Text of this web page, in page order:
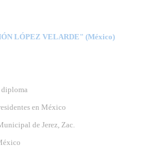
LÓPEZ VELARDE" (México)
diploma
en México
de Jerez, Zac.